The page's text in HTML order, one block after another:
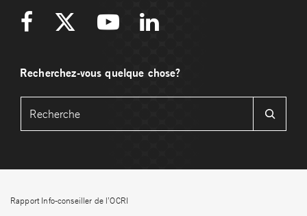
Recherchez-vous quelque chose?
Rapport Info-conseiller de l’OCRI